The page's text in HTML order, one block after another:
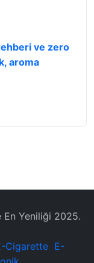
ve zero
aroma
Yeniliği 2025.
Cigarette E-